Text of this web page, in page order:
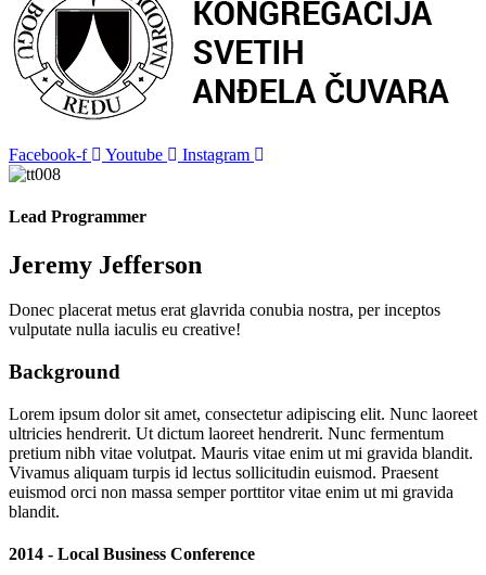
Facebook-f Youtube Instagram
Lead Programmer
Jeremy Jefferson
Donec placerat metus erat glavrida conubia nostra, per inceptos
vulputate nulla iaculis eu creative!
Background
Lorem ipsum dolor sit amet, consectetur adipiscing elit. Nunc laoreet
ultricies hendrerit. Ut dictum laoreet hendrerit. Nunc fermentum
pretium nibh vitae volutpat. Mauris vitae enim ut mi gravida blandit.
Vivamus aliquam turpis id lectus sollicitudin euismod. Praesent
euismod orci non massa semper porttitor vitae enim ut mi gravida
blandit.
2014 - Local Business Conference